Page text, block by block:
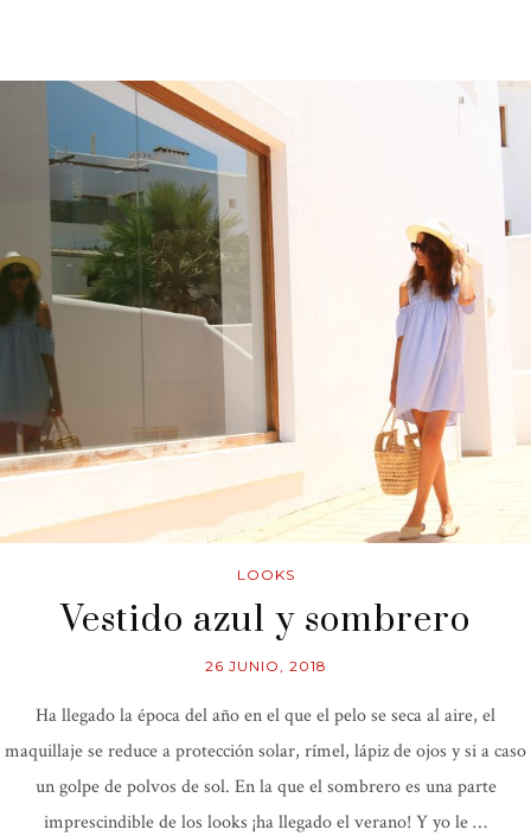
LOOKS
Vestido azul y sombrero
26 JUNIO, 2018
Ha llegado la época del año en el que el pelo se seca al aire, el
maquillaje se reduce a protección solar, rímel, lápiz de ojos y si a caso
un golpe de polvos de sol. En la que el sombrero es una parte
imprescindible de los looks ¡ha llegado el verano! Y yo le …